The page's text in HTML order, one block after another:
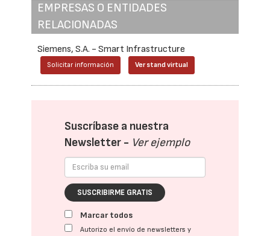
EMPRESAS O ENTIDADES
RELACIONADAS
Siemens, S.A. - Smart Infrastructure
Solicitar información Ver stand virtual
Suscríbase a nuestra
Newsletter - Ver ejemplo
SUSCRIBIRME GRATIS
Marcar todos
Autorizo el envío de newsletters y